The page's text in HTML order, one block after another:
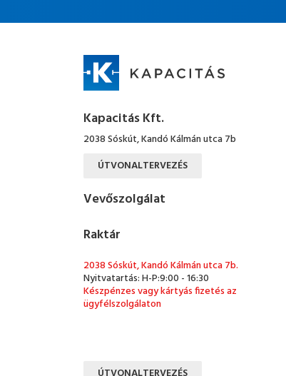
Kapacitás Kft.
2038 Sóskút, Kandó Kálmán utca 7b
ÚTVONALTERVEZÉS
Vevőszolgálat
Raktár
2038 Sóskút, Kandó Kálmán utca 7b.
Nyitvatartás: H-P:9:00 - 16:30
Készpénzes vagy kártyás fizetés az
ügyfélszolgálaton